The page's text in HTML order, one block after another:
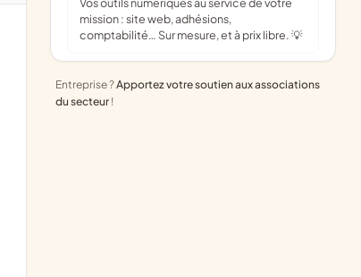
mission : site web, adhésions,
comptabilité… Sur mesure, et à prix libre. 💡
Entreprise ?Apportez votre soutien aux associations
du secteur !